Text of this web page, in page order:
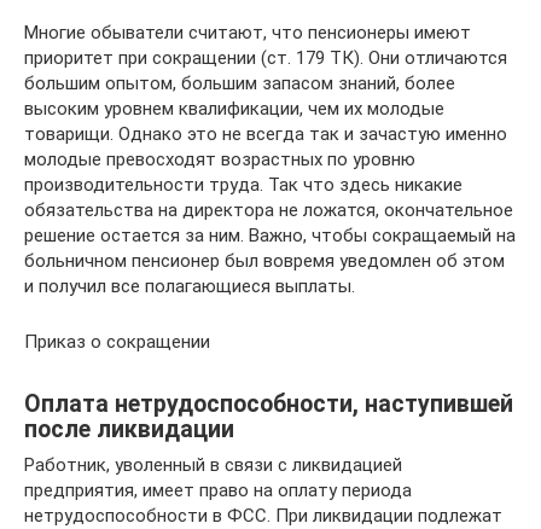
Многие обыватели считают, что пенсионеры имеют
приоритет при сокращении (ст. 179 ТК). Они отличаются
большим опытом, большим запасом знаний, более
высоким уровнем квалификации, чем их молодые
товарищи. Однако это не всегда так и зачастую именно
молодые превосходят возрастных по уровню
производительности труда. Так что здесь никакие
обязательства на директора не ложатся, окончательное
решение остается за ним. Важно, чтобы сокращаемый на
больничном пенсионер был вовремя уведомлен об этом
и получил все полагающиеся выплаты.
Приказ о сокращении
Оплата нетрудоспособности, наступившей
после ликвидации
Работник, уволенный в связи с ликвидацией
предприятия, имеет право на оплату периода
нетрудоспособности в ФСС. При ликвидации подлежат